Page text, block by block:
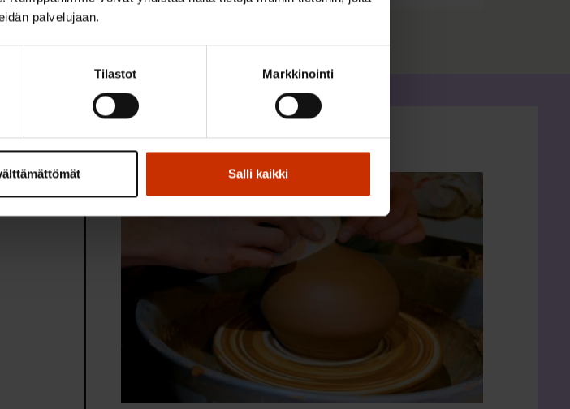
palvelujaan.
Tilastot Markkinointi
Salli kaikki